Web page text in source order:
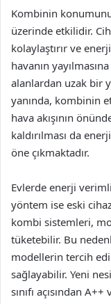
Kombinin
üzerinde etkilidir.
kolaylaştırır ve
havanın
alanlardan uzak bir
yanında, kombinin
hava akışının
kaldırılması da
öne çıkmaktadır.
Evlerde enerji
yöntem ise eski
kombi sistemleri,
tüketebilir. Bu
modellerin tercih
sağlayabilir. Yeni
sınıfı açısından